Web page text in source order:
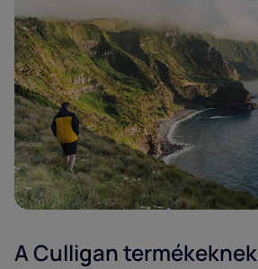
A Culligan termékeknek